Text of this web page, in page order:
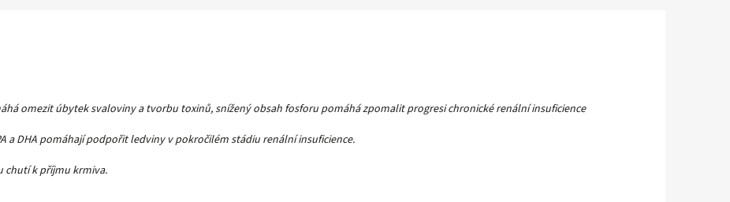
omezit úbytek svaloviny a tvorbu toxinů, snížený obsah fosforu pomáhá zpomalit progresi chronické renální insuficience
a DHA pomáhají podpořit ledviny v pokročilém stádiu renální insuficience.
chutí k příjmu krmiva.